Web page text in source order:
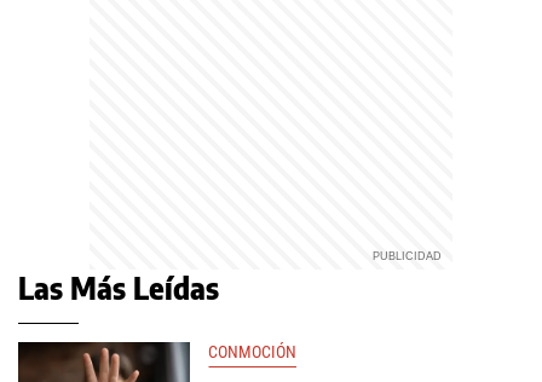
Las Más Leídas
CONMOCIÓN